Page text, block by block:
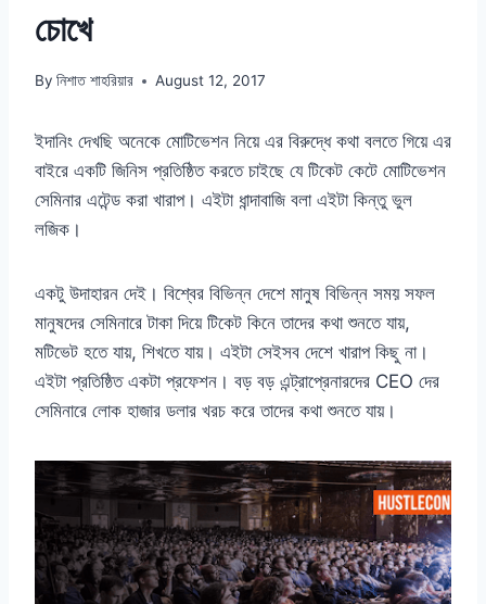
চোখে
By নিশাত শাহরিয়ার August 12, 2017
ইদানিং দেখছি অনেকে মোটিভেশন নিয়ে এর বিরুদ্ধে কথা বলতে গিয়ে এর
বাইরে একটি জিনিস প্রতিষ্ঠিত করতে চাইছে যে টিকেট কেটে মোটিভেশন
সেমিনার এটেন্ড করা খারাপ। এইটা ধান্দাবাজি বলা এইটা কিন্তু ভুল
লজিক।
একটু উদাহারন দেই। বিশ্বের বিভিন্ন দেশে মানুষ বিভিন্ন সময় সফল
মানুষদের সেমিনারে টাকা দিয়ে টিকেট কিনে তাদের কথা শুনতে যায়,
মটিভেট হতে যায়, শিখতে যায়। এইটা সেইসব দেশে খারাপ কিছু না।
এইটা প্রতিষ্ঠিত একটা প্রফেশন। বড় বড় এন্ট্রাপ্রেনারদের CEO দের
সেমিনারে লোক হাজার ডলার খরচ করে তাদের কথা শুনতে যায়।